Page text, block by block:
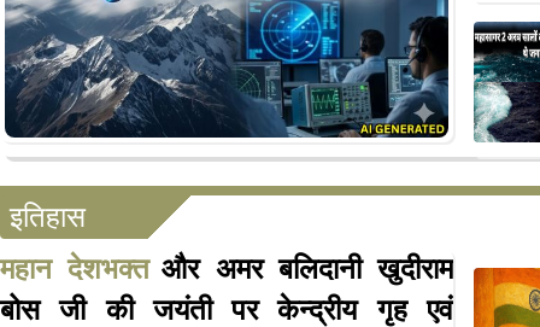
इतिहास
महान देशभक्त और अमर बलिदानी खुदीराम
बोस जी की जयंती पर केन्द्रीय गृह एवं